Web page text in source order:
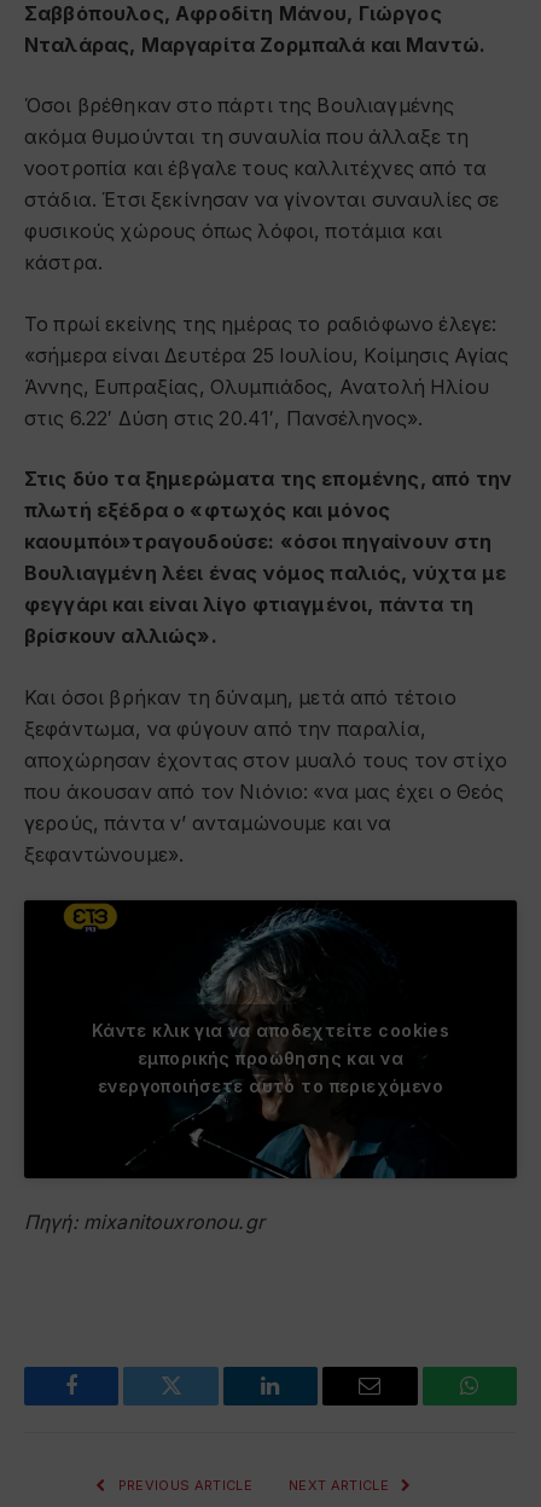
Σαββόπουλος, Αφροδίτη Μάνου, Γιώργος
Νταλάρας, Μαργαρίτα Ζορμπαλά και Μαντώ.
Όσοι βρέθηκαν στο πάρτι της Βουλιαγμένης
ακόμα θυμούνται τη συναυλία που άλλαξε τη
νοοτροπία και έβγαλε τους καλλιτέχνες από τα
στάδια. Έτσι ξεκίνησαν να γίνονται συναυλίες σε
φυσικούς χώρους όπως λόφοι, ποτάμια και
κάστρα.
Το πρωί εκείνης της ημέρας το ραδιόφωνο έλεγε:
«σήμερα είναι Δευτέρα 25 Ιουλίου, Κοίμησις Αγίας
Άννης, Ευπραξίας, Ολυμπιάδος, Ανατολή Ηλίου
στις 6.22′ Δύση στις 20.41′, Πανσέληνος».
Στις δύο τα ξημερώματα της επομένης, από την
πλωτή εξέδρα ο «φτωχός και μόνος
καουμπόι»τραγουδούσε: «όσοι πηγαίνουν στη
Βουλιαγμένη λέει ένας νόμος παλιός, νύχτα με
φεγγάρι και είναι λίγο φτιαγμένοι, πάντα τη
βρίσκουν αλλιώς».
Και όσοι βρήκαν τη δύναμη, μετά από τέτοιο
ξεφάντωμα, να φύγουν από την παραλία,
αποχώρησαν έχοντας στον μυαλό τους τον στίχο
που άκουσαν από τον Νιόνιο: «να μας έχει ο Θεός
γερούς, πάντα ν’ ανταμώνουμε και να
ξεφαντώνουμε».
Κάντε κλικ για να αποδεχτείτε cookies
εμπορικής προώθησης και να
ενεργοποιήσετε αυτό το περιεχόμενο
Πηγή: mixanitouxronou.gr
Facebook Twitter LinkedIn Email
PREVIOUS ARTICLE NEXT ARTICLE